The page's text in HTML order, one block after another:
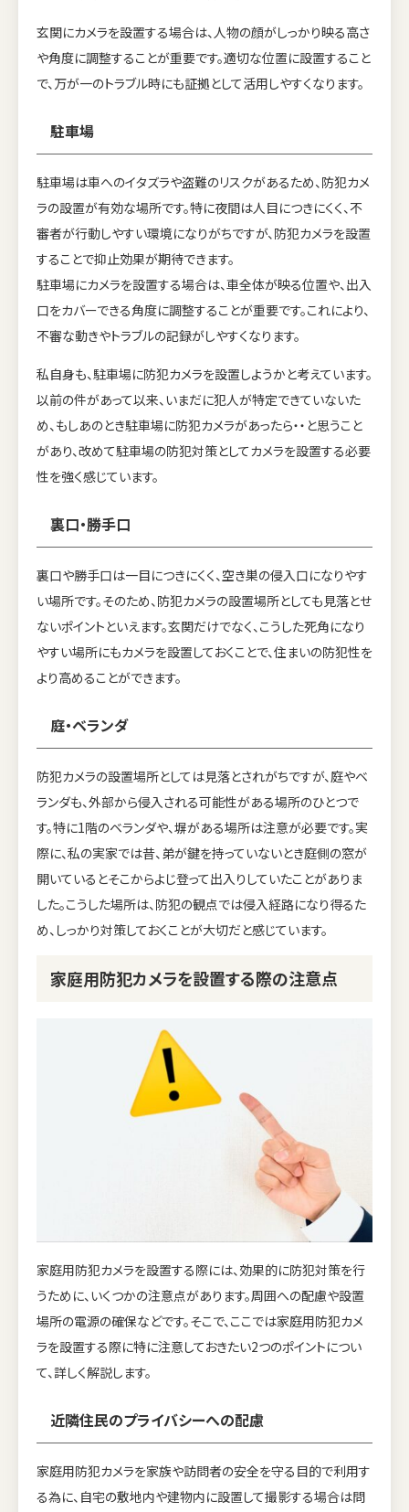
玄関にカメラを設置する場合は、人物の顔がしっかり映る高さ
や角度に調整することが重要です。適切な位置に設置すること
で、万が一のトラブル時にも証拠として活用しやすくなります。
駐車場
駐車場は車へのイタズラや盗難のリスクがあるため、防犯カメ
ラの設置が有効な場所です。特に夜間は人目につきにくく、不
審者が行動しやすい環境になりがちですが、防犯カメラを設置
することで抑止効果が期待できます。
駐車場にカメラを設置する場合は、車全体が映る位置や、出入
口をカバーできる角度に調整することが重要です。これにより、
不審な動きやトラブルの記録がしやすくなります。
私自身も、駐車場に防犯カメラを設置しようかと考えています。
以前の件があって以来、いまだに犯人が特定できていないた
め、もしあのとき駐車場に防犯カメラがあったら・・と思うこと
があり、改めて駐車場の防犯対策としてカメラを設置する必要
性を強く感じています。
裏口・勝手口
裏口や勝手口は一目につきにくく、空き巣の侵入口になりやす
い場所です。そのため、防犯カメラの設置場所としても見落とせ
ないポイントといえます。玄関だけでなく、こうした死角になり
やすい場所にもカメラを設置しておくことで、住まいの防犯性を
より高めることができます。
庭・ベランダ
防犯カメラの設置場所としては見落とされがちですが、庭やベ
ランダも、外部から侵入される可能性がある場所のひとつで
す。特に1階のベランダや、塀がある場所は注意が必要です。実
際に、私の実家では昔、弟が鍵を持っていないとき庭側の窓が
開いているとそこからよじ登って出入りしていたことがありま
した。こうした場所は、防犯の観点では侵入経路になり得るた
め、しっかり対策しておくことが大切だと感じています。
家庭用防犯カメラを設置する際の注意点
家庭用防犯カメラを設置する際には、効果的に防犯対策を行
うために、いくつかの注意点があります。周囲への配慮や設置
場所の電源の確保などです。そこで、ここでは家庭用防犯カメ
ラを設置する際に特に注意しておきたい2つのポイントについ
て、詳しく解説します。
近隣住民のプライバシーへの配慮
家庭用防犯カメラを家族や訪問者の安全を守る目的で利用す
る為に、自宅の敷地内や建物内に設置して撮影する場合は問